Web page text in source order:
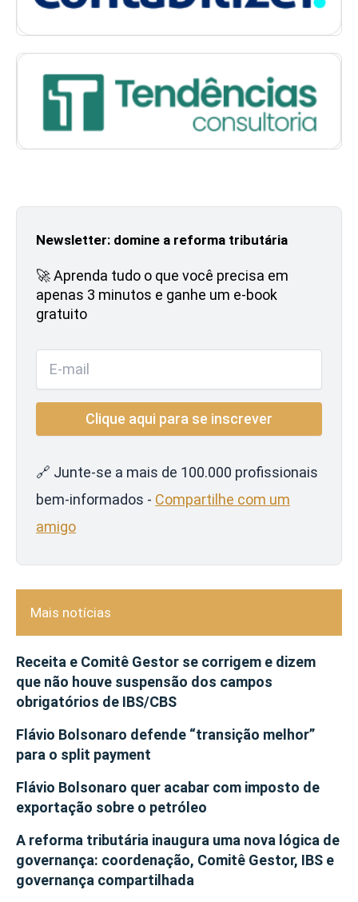
Newsletter: domine a reforma tributária
🚀 Aprenda tudo o que você precisa em
apenas 3 minutos e ganhe um e-book
gratuito
🔗 Junte-se a mais de 100.000 profissionais
bem-informados - Compartilhe com um
amigo
Mais notícias
Receita e Comitê Gestor se corrigem e dizem
que não houve suspensão dos campos
obrigatórios de IBS/CBS
Flávio Bolsonaro defende “transição melhor”
para o split payment
Flávio Bolsonaro quer acabar com imposto de
exportação sobre o petróleo
A reforma tributária inaugura uma nova lógica de
governança: coordenação, Comitê Gestor, IBS e
governança compartilhada